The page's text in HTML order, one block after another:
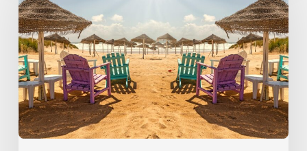
arbetsgivare
och
anställda